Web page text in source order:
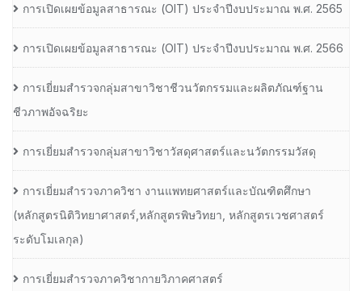
การเปิดเผยข้อมูลสาธารณะ (OIT) ประจำปีงบประมาณ พ.ศ. 2565
การเปิดเผยข้อมูลสาธารณะ (OIT) ประจำปีงบประมาณ พ.ศ. 2566
การเยี่ยมสำรวจกลุ่มสาขาวิชาชีวนวัตกรรมและผลิตภัณฑ์ฐาน
ชีวภาพอัจฉริยะ
การเยี่ยมสำรวจกลุ่มสาขาวิชาวัสดุศาสตร์และนวัตกรรมวัสดุ
การเยี่ยมสำรวจภาควิชา งานแพทยศาสตร์และบัณฑิตศึกษา
(หลักสูตรนิติวิทยาศาสตร์,หลักสูตรพิษวิทยา, หลักสูตรเวชศาสตร์
ระดับโมเลกุล)
การเยี่ยมสำรวจภาควิชากายวิภาคศาสตร์